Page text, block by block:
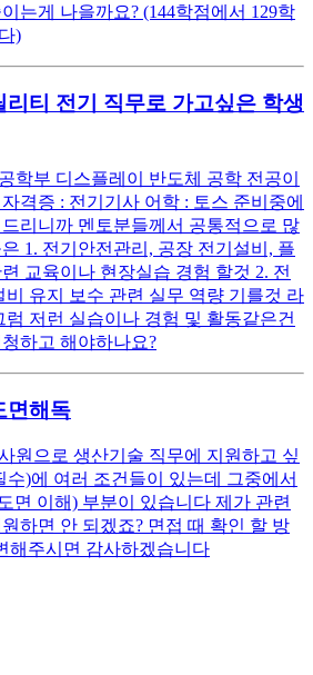
는게 나을까요? (144학점에서 129학
)
리티 전기 직무로 가고싶은 학생
학부 디스플레이 반도체 공학 전공이
격증 : 전기기사 어학 : 토스 준비중에
리니까 멘토분들께서 공통적으로 많
1. 전기안전관리, 공장 전기설비, 플
교육이나 현장실습 경험 할것 2. 전
비 유지 보수 관련 실무 역량 기를것 라
럼 저런 실습이나 경험 및 활동같은건
하고 해야하나요?
면해독
원으로 생산기술 직무에 지원하고 싶
수)에 여러 조건들이 있는데 그중에서
면 이해) 부분이 있습니다 제가 관련
하면 안 되겠죠? 면접 때 확인 할 방
해주시면 감사하겠습니다